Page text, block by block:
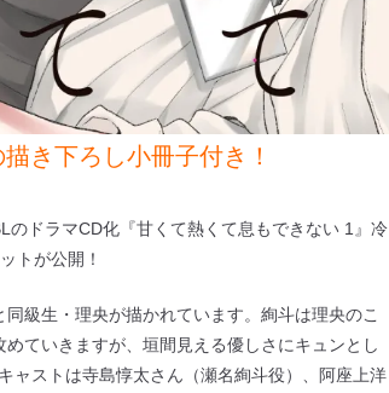
き下ろし小冊子付き！
ドラマCD化『甘くて熱くて息もできない 1』冷
トが公開！
級生・理央が描かれています。絢斗は理央のこ
ていきますが、垣間見える優しさにキュンとし
ャストは寺島惇太さん（瀬名絢斗役）、阿座上洋